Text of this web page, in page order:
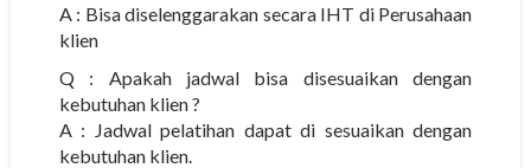
A : Bisa diselenggarakan secara IHT di Perusahaan
klien
Q : Apakah jadwal bisa disesuaikan dengan
kebutuhan klien ?
A : Jadwal pelatihan dapat di sesuaikan dengan
kebutuhan klien.